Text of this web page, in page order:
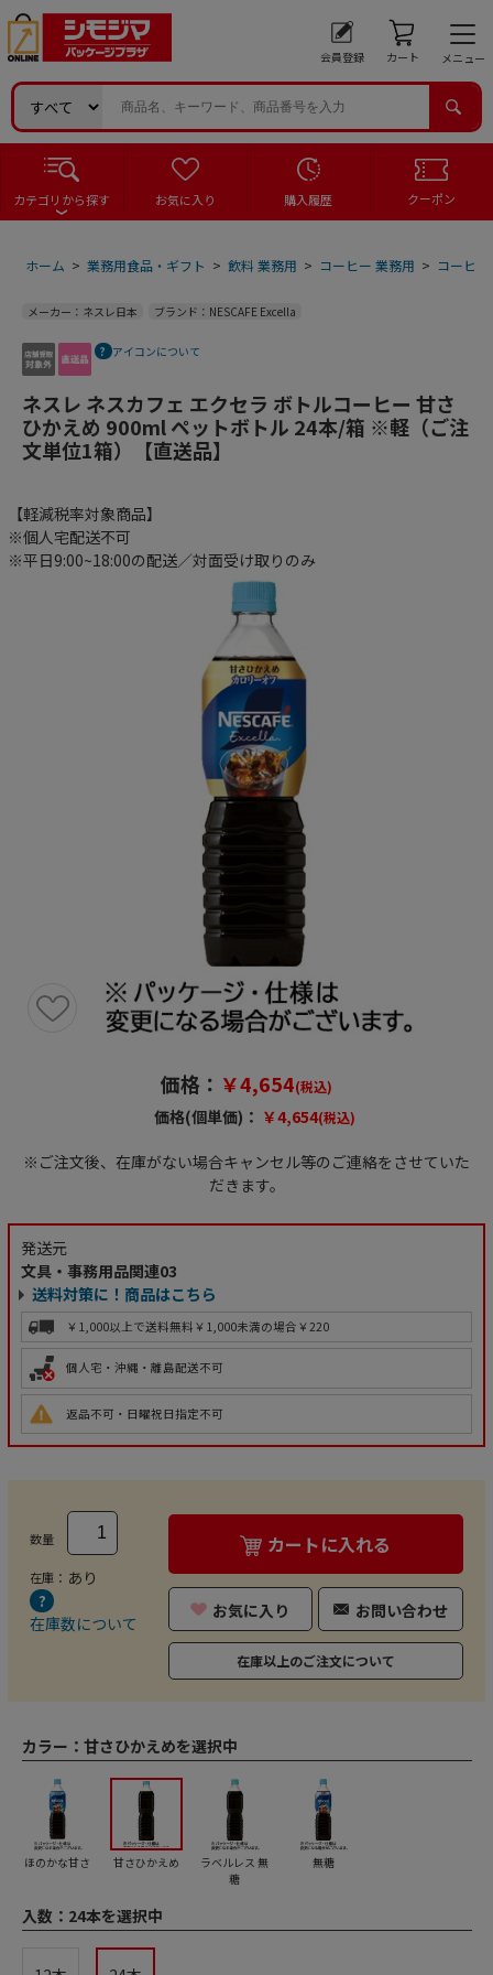
会員登録 カート メニュー
カテゴリから探す お気に入り 購入履歴 クーポン
ホーム > 業務用食品・ギフト > 飲料 業務用 > コーヒー 業務用 > コーヒ
メーカー：ネスレ日本 ブランド：NESCAFE Excella
アイコンについて
ネスレ ネスカフェ エクセラ ボトルコーヒー 甘さ
ひかえめ 900ml ペットボトル 24本/箱 ※軽（ご注
文単位1箱）【直送品】
【軽減税率対象商品】
※個人宅配送不可
※平日9:00~18:00の配送／対面受け取りのみ
価格： ￥4,654(税込)
価格(個単価)： ￥4,654(税込)
※ご注文後、在庫がない場合キャンセル等のご連絡をさせていた
だきます。
発送元
文具・事務用品関連03
送料対策に！商品はこちら
￥1,000以上で送料無料 ￥1,000未満の場合￥220
個人宅・沖縄・離島配送不可
返品不可・日曜祝日指定不可
数量
在庫： あり
在庫数について
カートに入れる
お気に入り お問い合わせ
在庫以上のご注文について
カラー： 甘さひかえめを選択中
ほのかな甘さ 甘さひかえめ
ラベルレス 無
糖
無糖
入数： 24本を選択中